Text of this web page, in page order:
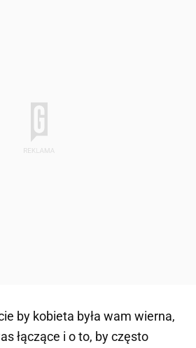
by kobieta była wam wierna,
łączące i o to, by często